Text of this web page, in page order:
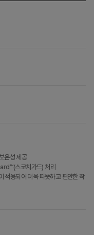
온성 제공
스코치가드) 처리
용되어 더욱 따뜻하고 편안한 착